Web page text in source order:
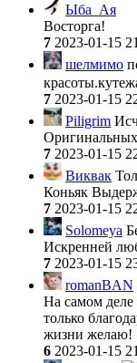
Ыба_Ая
Восторга!
7 2023-01-15
шелмимо
7 2023-01-15
Piligrim
7 2023-01-15
Виквак
Коньяк
7 2023-01-15
Solomeya
Искренней
7 2023-01-15
romanBAN
На самом деле
только
жизни желаю!
6 2023-01-15